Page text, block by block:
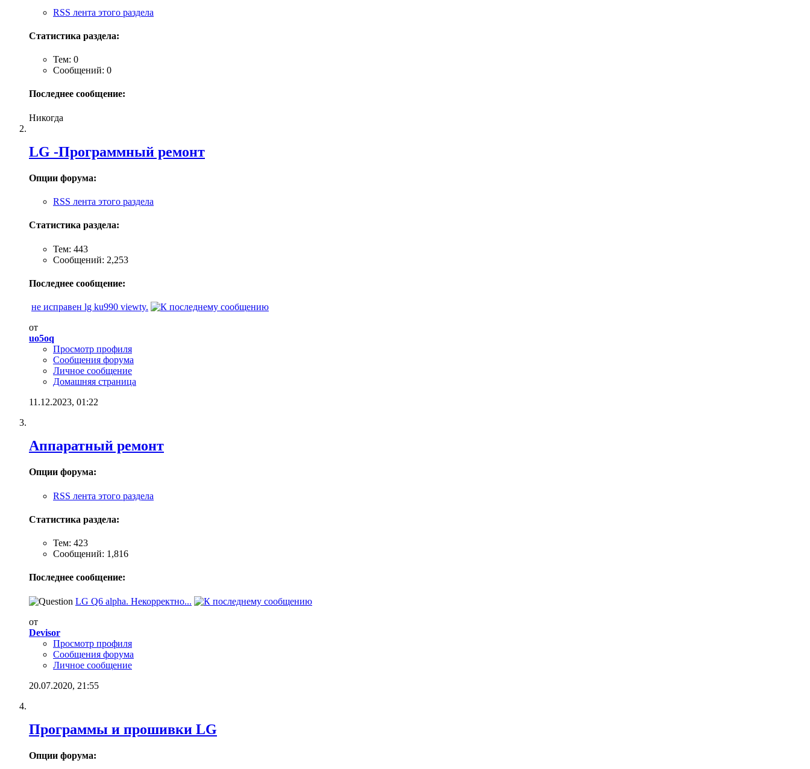
RSS лента этого раздела
Статистика раздела:
Тем: 0
Сообщений: 0
Последнее сообщение:
Никогда
LG -Программный ремонт
Опции форума:
RSS лента этого раздела
Статистика раздела:
Тем: 443
Сообщений: 2,253
Последнее сообщение:
не исправен lg ku990 viewty.
от
uo5oq
Просмотр профиля
Сообщения форума
Личное сообщение
Домашняя страница
11.12.2023, 01:22
Аппаратный ремонт
Опции форума:
RSS лента этого раздела
Статистика раздела:
Тем: 423
Сообщений: 1,816
Последнее сообщение:
LG Q6 alpha. Некорректно...
от
Devisor
Просмотр профиля
Сообщения форума
Личное сообщение
20.07.2020, 21:55
Программы и прошивки LG
Опции форума: